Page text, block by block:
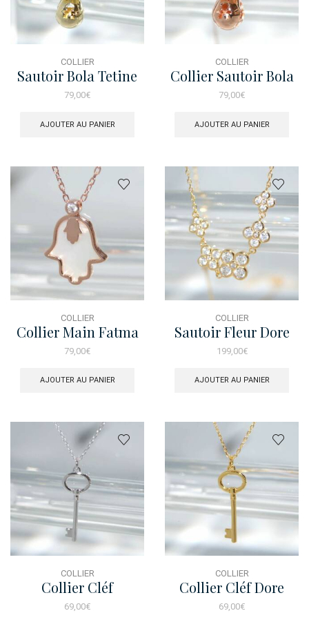
COLLIER
Sautoir Bola Tetine
Dore
79,00€
AJOUTER AU PANIER
COLLIER
Collier Sautoir Bola
Tetine Rose
79,00€
AJOUTER AU PANIER
COLLIER
Collier Main Fatma
Nacre Rose
79,00€
AJOUTER AU PANIER
COLLIER
Sautoir Fleur Dore
Zirc
199,00€
AJOUTER AU PANIER
COLLIER
Collier Cléf
69,00€
COLLIER
Collier Cléf Dore
69,00€